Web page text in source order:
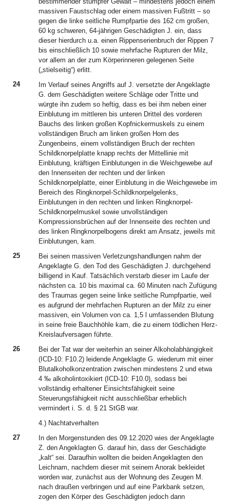
massiven Faustschlag oder einem massiven Fußtritt – so
gegen die linke seitliche Rumpfpartie des 162 cm großen,
60 kg schweren, 64-jährigen Geschädigten J. ein, dass
dieser hierdurch u.a. einen Rippenserienbruch der Rippen 7
bis einschließlich 10 sowie mehrfache Rupturen der Milz,
vor allem an der zum Körperinneren gelegenen Seite
(„stielseitig“) erlitt.
24
Im Verlauf seines Angriffs auf J. versetzte der Angeklagte
G. dem Geschädigten weitere Schläge oder Tritte und
würgte ihn zudem so heftig, dass es bei ihm neben einer
Einblutung im mittleren bis unteren Drittel des vorderen
Bauchs des linken großen Kopfnickermuskels zu einem
vollständigen Bruch am linken großen Horn des
Zungenbeins, einem vollständigen Bruch der rechten
Schildknorpelplatte knapp rechts der Mittellinie mit
Einblutung, kräftigen Einblutungen in die Weichgewebe auf
den Innenseiten der rechten und der linken
Schildknorpelplatte, einer Einblutung in die Weichgewebe im
Bereich des Ringknorpel-Schildknorpelgelenks,
Einblutungen in den rechten und linken Ringknorpel-
Schildknorpelmuskel sowie unvollständigen
Kompressionsbrüchen auf der Innenseite des rechten und
des linken Ringknorpelbogens direkt am Ansatz, jeweils mit
Einblutungen, kam.
25
Bei seinen massiven Verletzungshandlungen nahm der
Angeklagte G. den Tod des Geschädigten J. durchgehend
billigend in Kauf. Tatsächlich verstarb dieser im Laufe der
nächsten ca. 10 bis maximal ca. 60 Minuten nach Zufügung
des Traumas gegen seine linke seitliche Rumpfpartie, weil
es aufgrund der mehrfachen Rupturen an der Milz zu einer
massiven, ein Volumen von ca. 1,5 l umfassenden Blutung
in seine freie Bauchhöhle kam, die zu einem tödlichen Herz-
Kreislaufversagen führte.
26
Bei der Tat war der weiterhin an seiner Alkoholabhängigkeit
(ICD-10: F10.2) leidende Angeklagte G. wiederum mit einer
Blutalkoholkonzentration zwischen mindestens 2 und etwa
4 ‰ alkoholintoxikiert (ICD-10: F10.0), sodass bei
vollständig erhaltener Einsichtsfähigkeit seine
Steuerungsfähigkeit nicht ausschließbar erheblich
vermindert i. S. d. § 21 StGB war.
4.) Nachtatverhalten
27
In den Morgenstunden des 09.12.2020 wies der Angeklagte
Z. den Angeklagten G. darauf hin, dass der Geschädigte
„kalt“ sei. Daraufhin wollten die beiden Angeklagten den
Leichnam, nachdem dieser mit seinem Anorak bekleidet
worden war, zunächst aus der Wohnung des Zeugen M.
nach draußen verbringen und auf eine Parkbank setzen,
zogen den Körper des Geschädigten jedoch dann